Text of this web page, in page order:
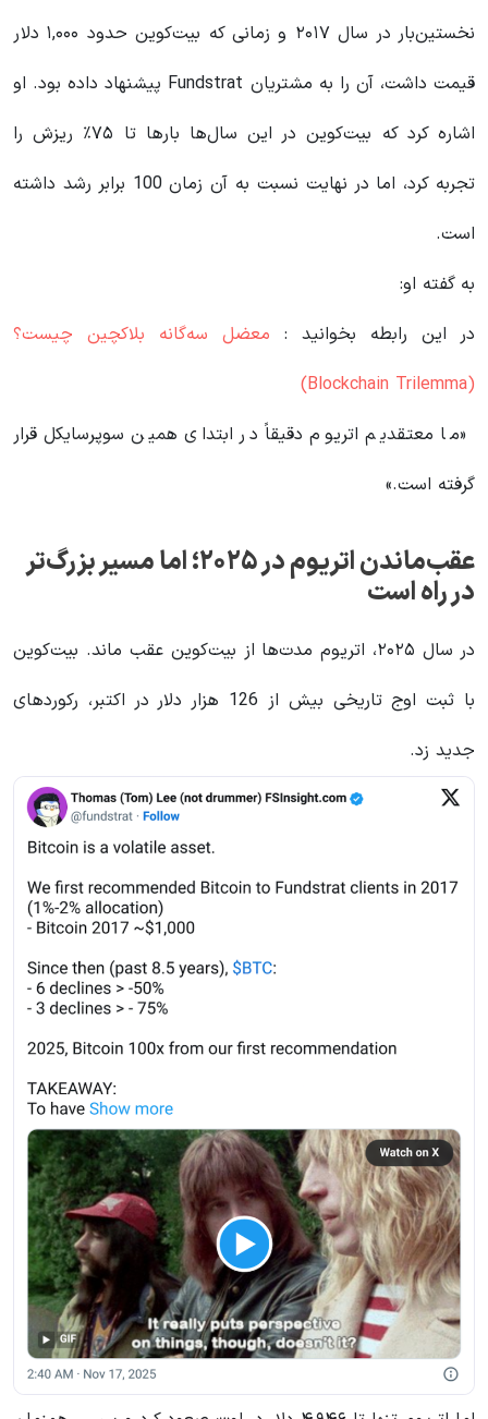
نخستین‌بار در سال ۲۰۱۷ و زمانی که بیت‌کوین حدود ۱,۰۰۰ دلار
قیمت داشت، آن را به مشتریان Fundstrat پیشنهاد داده بود. او
اشاره کرد که بیت‌کوین در این سال‌ها بارها تا ۷۵٪ ریزش را
تجربه کرد، اما در نهایت نسبت به آن زمان 100 برابر رشد داشته
است.
به گفته او:
در این رابطه بخوانید‌ : معضل سه‌گانه بلاکچین چیست؟
(Blockchain Trilemma)
«ما معتقدیم اتریوم دقیقاً در ابتدای همین سوپر‌سایکل قرار
گرفته است.»
عقب‌ماندن اتریوم در ۲۰۲۵؛ اما مسیر بزرگ‌تر
در راه است
در سال ۲۰۲۵، اتریوم مدت‌ها از بیت‌کوین عقب ماند. بیت‌کوین
با ثبت اوج تاریخی بیش از 126 هزار دلار در اکتبر، رکوردهای
جدید زد.